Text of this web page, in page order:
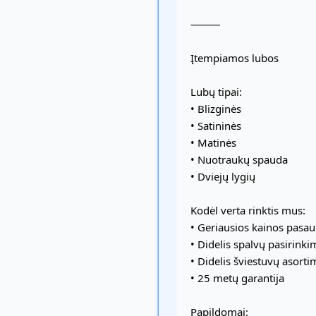
⸻
Įtempiamos lubos
Lubų tipai:
• Blizginės
• Satininės
• Matinės
• Nuotraukų spauda
• Dviejų lygių
Kodėl verta rinktis mus:
• Geriausios kainos
• Didelis spalvų
• Didelis šviestuvų
• 25 metų garantija
Papildomai: